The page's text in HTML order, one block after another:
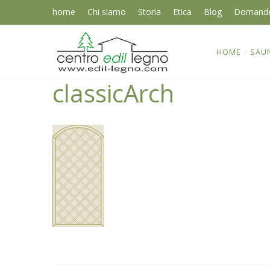
home Chi siamo Storia Etica Blog
HOME /
classicArch